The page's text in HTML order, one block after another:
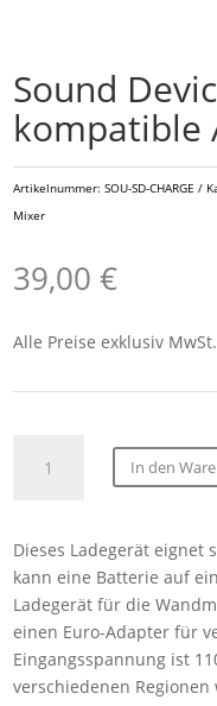
Sound
kompatible
Artikelnummer:SOU-SD-CHARGE
Mixer
39,00€
Alle Preise exklusiv MwSt.
Devices
kompatible
Akkus
der
L-
Serie
Menge
In den
Dieses Ladegerät eignet
kann eine Batterie auf
Ladegerät für die
einen Euro-Adapter für
Eingangsspannung ist
verschiedenen